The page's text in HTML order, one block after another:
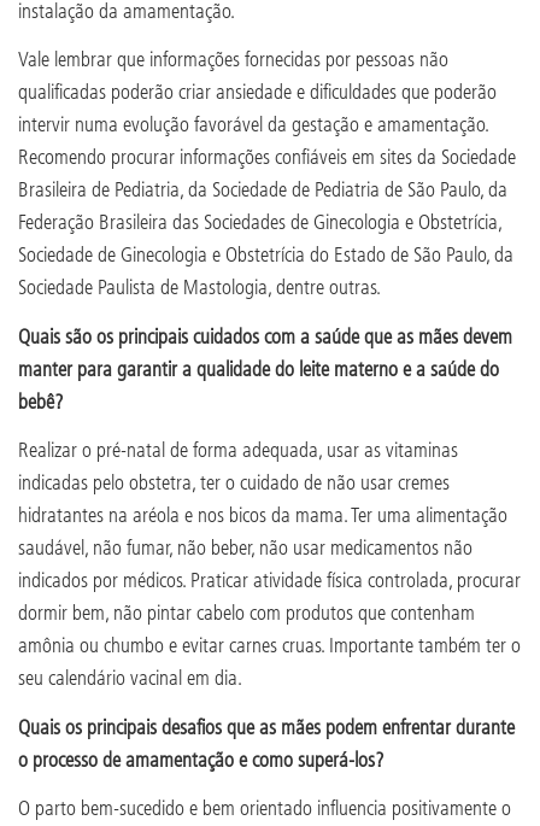
instalação da amamentação.
Vale lembrar que informações fornecidas por pessoas não
qualificadas poderão criar ansiedade e dificuldades que poderão
intervir numa evolução favorável da gestação e amamentação.
Recomendo procurar informações confiáveis em sites da Sociedade
Brasileira de Pediatria, da Sociedade de Pediatria de São Paulo, da
Federação Brasileira das Sociedades de Ginecologia e Obstetrícia,
Sociedade de Ginecologia e Obstetrícia do Estado de São Paulo, da
Sociedade Paulista de Mastologia, dentre outras.
Quais são os principais cuidados com a saúde que as mães devem
manter para garantir a qualidade do leite materno e a saúde do
bebê?
Realizar o pré-natal de forma adequada, usar as vitaminas
indicadas pelo obstetra, ter o cuidado de não usar cremes
hidratantes na aréola e nos bicos da mama. Ter uma alimentação
saudável, não fumar, não beber, não usar medicamentos não
indicados por médicos. Praticar atividade física controlada, procurar
dormir bem, não pintar cabelo com produtos que contenham
amônia ou chumbo e evitar carnes cruas. Importante também ter o
seu calendário vacinal em dia.
Quais os principais desafios que as mães podem enfrentar durante
o processo de amamentação e como superá-los?
O parto bem-sucedido e bem orientado influencia positivamente o